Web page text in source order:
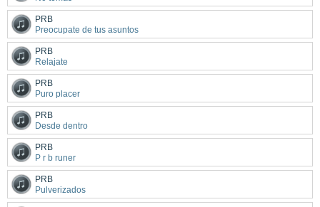
PRB
Preocupate de tus asuntos
PRB
Relajate
PRB
Puro placer
PRB
Desde dentro
PRB
P r b runer
PRB
Pulverizados